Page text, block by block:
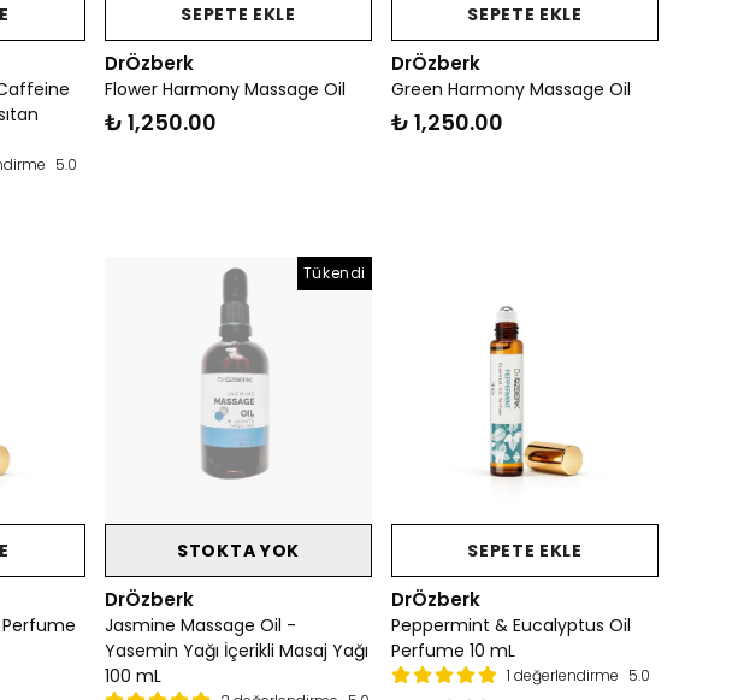
5.0
SEPETE EKLE
DrÖzberk
Flower Harmony Massage Oil
₺ 1,250.00
SEPETE EKLE
DrÖzberk
Green Harmony Massage Oil
₺ 1,250.00
Perfume
Tükendi
STOKTA YOK
DrÖzberk
Jasmine Massage Oil -
Yasemin Yağı İçerikli Masaj Yağı
100 mL
SEPETE EKLE
DrÖzberk
Peppermint & Eucalyptus Oil
Perfume 10 mL
1 değerlendirme 5.0